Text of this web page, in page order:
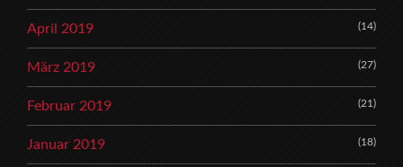
April 2019 (14)
März 2019 (27)
Februar 2019 (21)
Januar 2019 (18)